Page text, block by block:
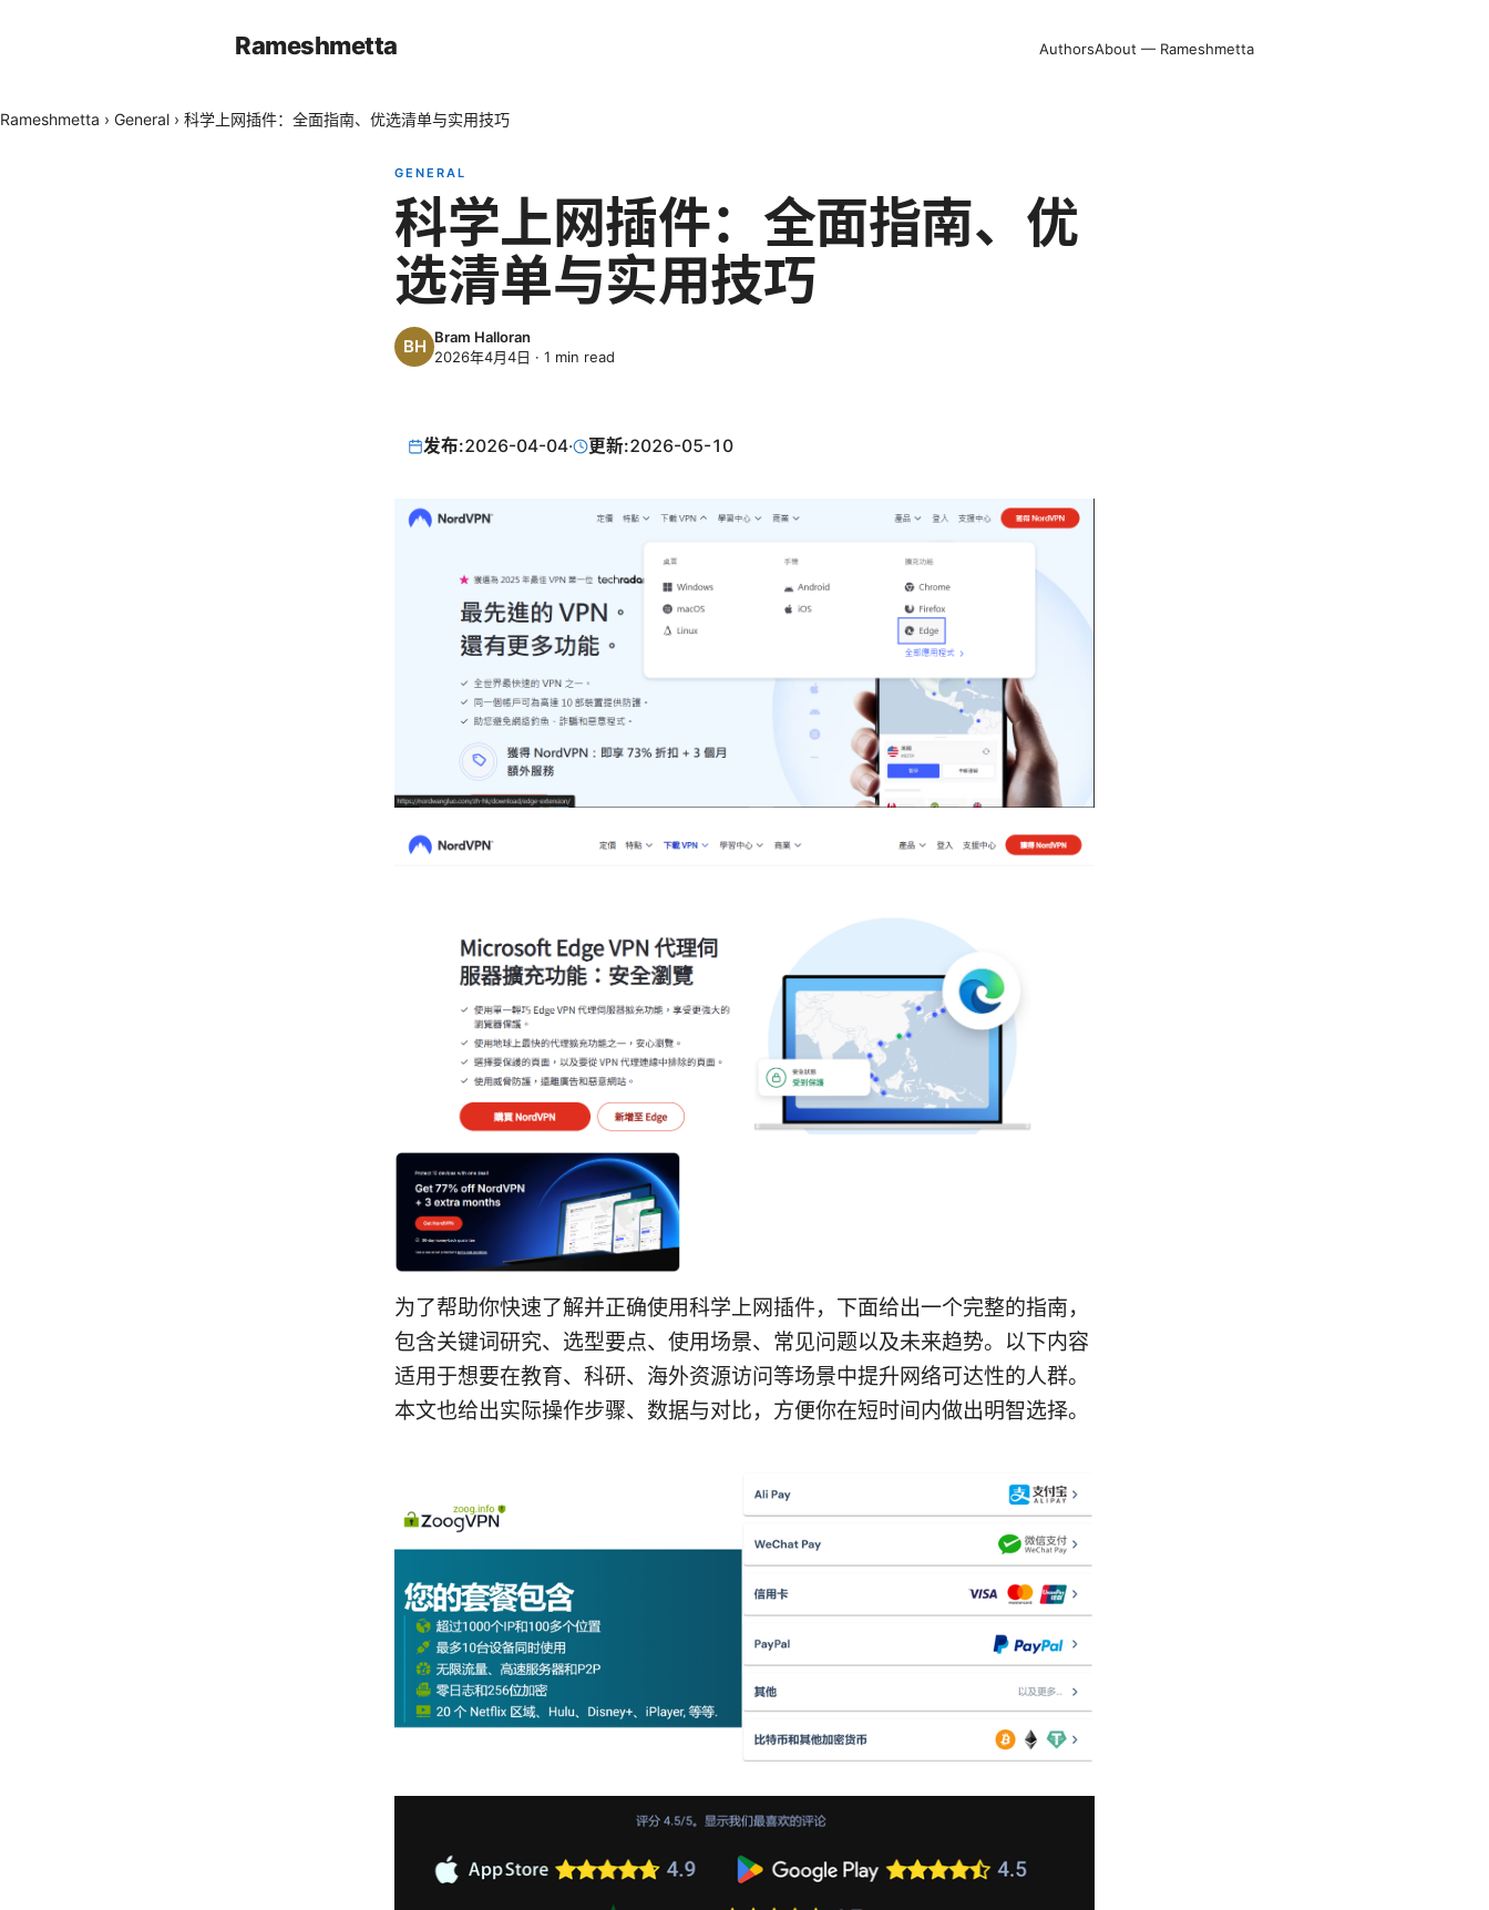
Rameshmetta AuthorsAbout — Rameshmetta
Rameshmetta › General › 科学上网插件：全面指南、优选清单与实用技巧
GENERAL
科学上网插件：全面指南、优
选清单与实用技巧
Bram Halloran
2026年4月4日 · 1 min read
发布:2026-04-04· 更新:2026-05-10
为了帮助你快速了解并正确使用科学上网插件，下面给出一个完整的指南，
包含关键词研究、选型要点、使用场景、常见问题以及未来趋势。以下内容
适用于想要在教育、科研、海外资源访问等场景中提升网络可达性的人群。
本文也给出实际操作步骤、数据与对比，方便你在短时间内做出明智选择。